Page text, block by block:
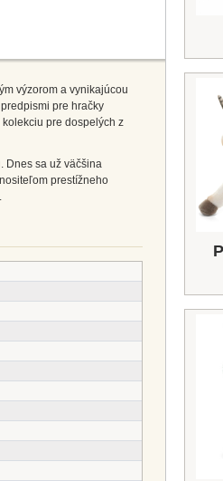
výzorom a vynikajúcou
pre hračky
pre dospelých z
Dnes sa už väčšina
prestížneho